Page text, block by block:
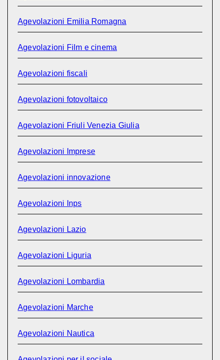
Agevolazioni Emilia Romagna
Agevolazioni Film e cinema
Agevolazioni fiscali
Agevolazioni fotovoltaico
Agevolazioni Friuli Venezia Giulia
Agevolazioni Imprese
Agevolazioni innovazione
Agevolazioni Inps
Agevolazioni Lazio
Agevolazioni Liguria
Agevolazioni Lombardia
Agevolazioni Marche
Agevolazioni Nautica